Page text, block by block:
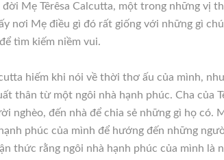
đời Mẹ Têrêsa Calcutta, một trong những vị
nơi Mẹ điều gì đó rất giống với những gì
tìm kiếm niềm vui.
hiếm khi nói về thời thơ ấu của mình,
thân từ một ngôi nhà hạnh phúc. Cha của
nghèo, đến nhà để chia sẻ những gì họ có.
phúc của mình để hướng đến những
thức rằng ngôi nhà hạnh phúc của mình là